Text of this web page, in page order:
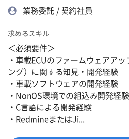
業務委託 / 契約社員
求めるスキル
＜必須要件＞
・車載ECUのファームウェアア
ング）に関する知見・開発経験
・車載ソフトウェアの開発経験
・NonOS環境での組込み開発経験
・C言語による開発経験
・RedmineまたはJi...